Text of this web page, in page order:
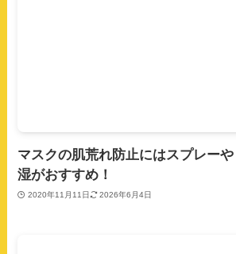
マスクの肌荒れ防止にはスプレー
湿がおすすめ！
2020年11月11日 2026年6月4日